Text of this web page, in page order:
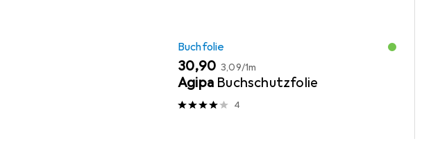
Buchfolie
EUR
30,90 EUR
3,09/1m
Agipa Buchschutzfolie
4